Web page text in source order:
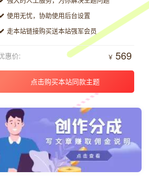
使用无忧，协助使用后台设置
走本站链接购买送本站强军会员
￥ 569
惠价:
点击购买本站同款主题